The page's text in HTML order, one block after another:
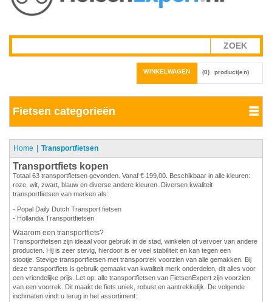
WINKELWAGEN (0) product(en)
Fietsen categorieën
Home Transportfietsen
Transportfiets kopen
Totaal 63 transportfietsen gevonden. Vanaf € 199,00. Beschikbaar in alle kleuren:
roze, wit, zwart, blauw en diverse andere kleuren. Diversen kwaliteit
transportfietsen van merken als:
- Popal Daily Dutch Transport fietsen
- Hollandia Transportfietsen
Waarom een transportfiets?
Transportfietsen zijn ideaal voor gebruik in de stad, winkelen of vervoer van andere
producten. Hij is zeer stevig, hierdoor is er veel stabiliteit en kan tegen een
stootje. Stevige transportfietsen met transportrek voorzien van alle gemakken. Bij
deze transportfiets is gebruik gemaakt van kwaliteit merk onderdelen, dit alles voor
een vriendelijke prijs. Let op: alle transportfietsen van FietsenExpert zijn voorzien
van een voorrek. Dit maakt de fiets uniek, robust en aantrekkelijk. De volgende
inchmaten vindt u terug in het assortiment: